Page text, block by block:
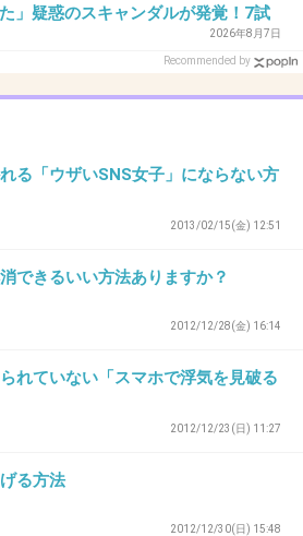
めに睫毛の隙間が埋まればいい程度
ｳﾀﾞｰﾗｲﾅｰ(先に引いた線を整えなが
て崩れにくくなる)→ﾘｷｯﾄﾞﾗｲﾅｰ(目頭
涙が出る穴は避けなきゃだめだか
-2
ｰ ｰ;)
-4
」疑惑のスキャンダルが発覚！7試
審判が含まれていたとの指摘も…2026年8月7日
Recommended by
る「ウザいSNS女子」にならない方
2013/02/15(金) 12:51
できるいい方法ありますか？
2012/12/28(金) 16:14
れていない「スマホで浮気を見破る
2012/12/23(日) 11:27
る方法
2012/12/30(日) 15:48